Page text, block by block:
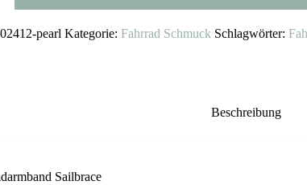
pearl Kategorie:Fahrrad Schmuck Schlagwörter:
Beschreibung
Sailbrace